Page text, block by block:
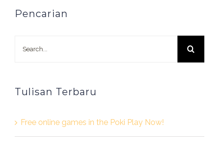
Pencarian
Tulisan Terbaru
Free online games in the Poki Play Now!